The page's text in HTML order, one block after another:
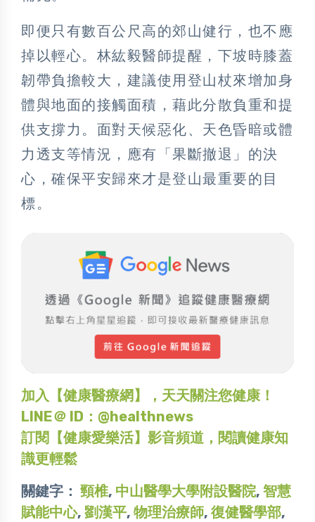
即便只有數百公尺高的郊山健行，也不應
掉以輕心。林紘毅醫師提醒，下坡時膝蓋
韌帶負擔較大，建議使用登山杖來增加身
體與地面的接觸面積，藉此分散負重和提
供支撐力。面對天候惡化、天色昏暗或體
力透支等情況，應有「果斷撤退」的決
心，確保平安歸來才是登山最重要的目
標。
加入【健康醫療網】，天天關注您健康！
LINE＠ ID：@healthnews
訂閱【健康愛樂活】影音頻道，閱讀健康知
識更輕鬆
關鍵字： 頸椎, 中山醫學大學附設醫院, 智慧
賦能中心, 劉漢平, 物理治療師, 復健醫學部,